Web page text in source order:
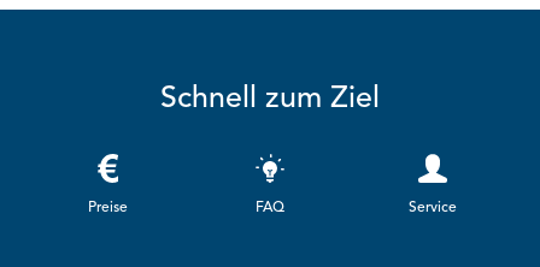
Schnell zum Ziel
Preise FAQ Service